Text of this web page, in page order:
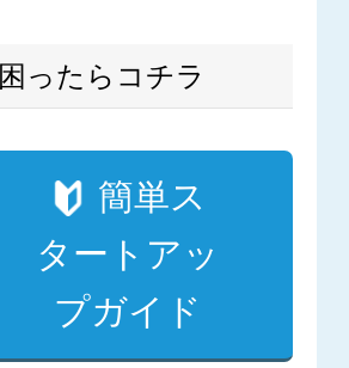
困ったらコチラ
簡単ス
タートアッ
プガイド